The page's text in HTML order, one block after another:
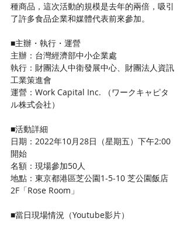
種商品，這次活動的規模是去年的兩倍，吸引
了許多食品企業和媒體代表前來參加。
■主辦・執行・運營
主辦：台灣經濟部中小企業處
執行：財團法人中衛發展中心、財團法人資訊
工業策進會
運營：Work Capital Inc. （ワークキャピタ
ル株式会社）
■活動詳細
日期：2022年10月28日（星期五）下午2:00
開始
名額：現場參加50人
地點：東京都港區芝公園1-5-10 芝公園飯店
2F「Rose Room」
■當日現場情況（Youtube影片）